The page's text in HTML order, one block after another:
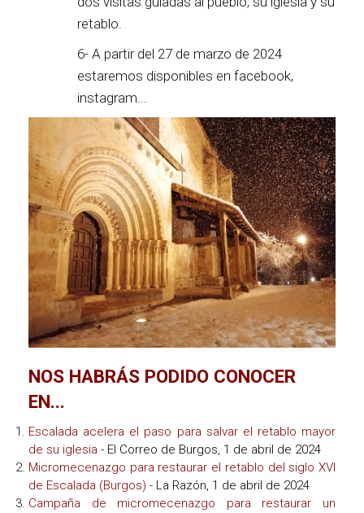
retablo.
6- A partir del 27 de marzo de 2024
estaremos disponibles en facebook,
instagram...
NOS HABRÁS PODIDO CONOCER
EN...
Escalada acelera el paso para salvar el retablo mayor
de su iglesia - El Correo de Burgos, 1 de abril de 2024
Micromecenazgo para restaurar el retablo del siglo XVI
de Escalada (Burgos) - La Razón, 1 de abril de 2024
Campaña de micromecenazgo para restaurar un